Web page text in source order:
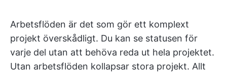
Arbetsflöden är det som gör ett komplext
projekt överskådligt. Du kan se statusen för
varje del utan att behöva reda ut hela projektet.
Utan arbetsflöden kollapsar stora projekt. Allt